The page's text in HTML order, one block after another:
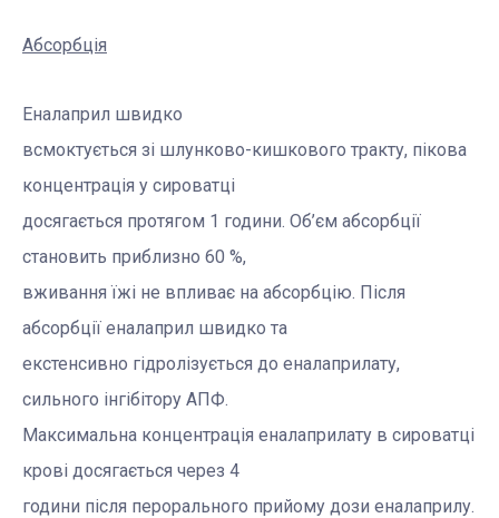
Абсорбція
Еналаприл швидко
всмоктується зі шлунково-кишкового тракту, пікова
концентрація у сироватці
досягається протягом 1 години. Об’єм абсорбції
становить приблизно 60 %,
вживання їжі не впливає на абсорбцію. Після
абсорбції еналаприл швидко та
екстенсивно гідролізується до еналаприлату,
сильного інгібітору АПФ.
Максимальна концентрація еналаприлату в сироватці
крові досягається через 4
години після перорального прийому дози еналаприлу.